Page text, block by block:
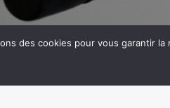
des cookies pour vous garantir